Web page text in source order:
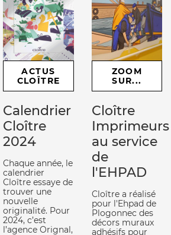
ACTUS
CLOÎTRE
Calendrier
Cloître
2024
Chaque année, le
calendrier
Cloître essaye de
trouver une
nouvelle
originalité. Pour
2024, c’est
l’agence Orignal,
ZOOM
SUR...
Cloître
Imprimeurs
au service
de
l'EHPAD
Cloître a réalisé
pour l'Ehpad de
Plogonnec des
décors muraux
adhésifs pour